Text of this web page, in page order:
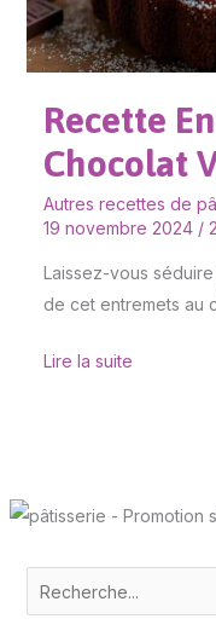
Recette
Chocolat
Autres recettes de
19 novembre 2024 /
Laissez-vous
de cet entremets au
Lire la suite